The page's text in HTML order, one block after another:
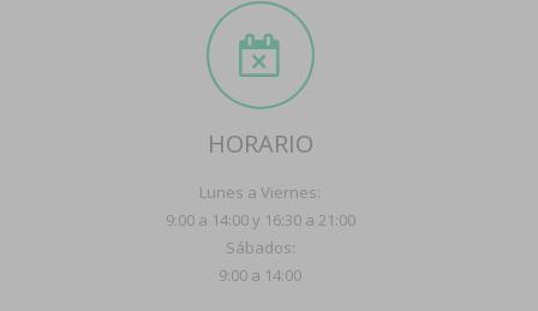
HORARIO
Lunes a Viernes:
9:00 a 14:00 y 16:30 a 21:00
Sábados:
9:00 a 14:00